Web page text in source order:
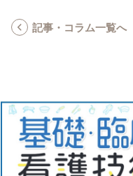
記事・コラム一覧へ